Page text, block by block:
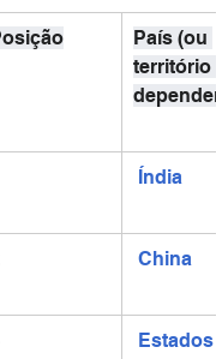
País (ou
território
Índia
China
Estados